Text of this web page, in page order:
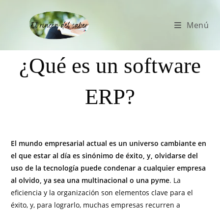
Menú
¿Qué es un software
ERP?
El mundo empresarial actual es un universo cambiante en
el que estar al día es sinónimo de éxito, y, olvidarse del
uso de la tecnología puede condenar a cualquier empresa
al olvido, ya sea una multinacional o una pyme. La
eficiencia y la organización son elementos clave para el
éxito, y, para lograrlo, muchas empresas recurren a